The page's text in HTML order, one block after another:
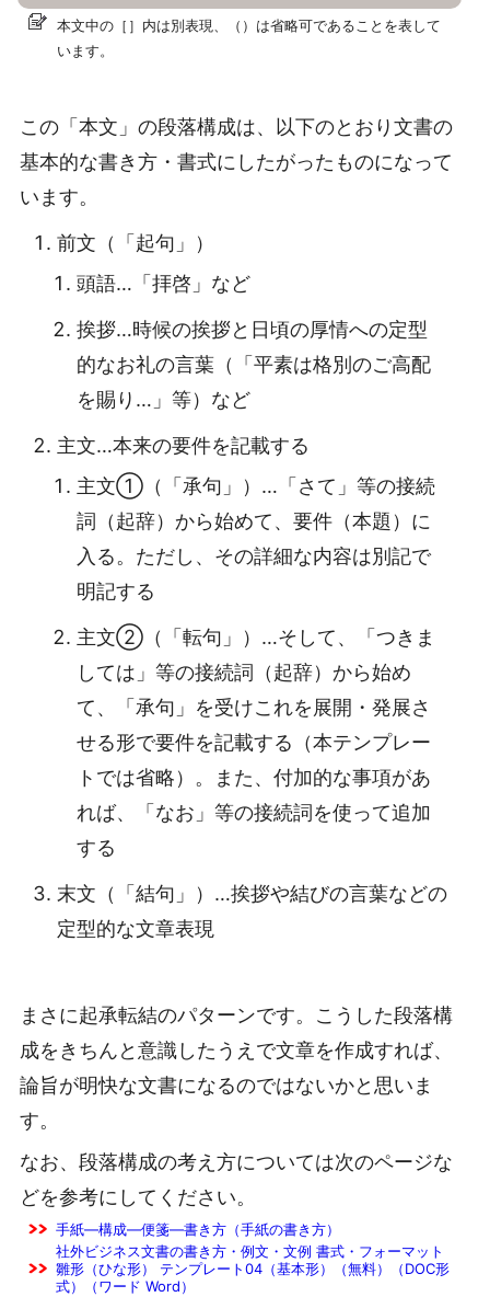
本文中の［］内は別表現、（）は省略可であることを表して
います。
この「本文」の段落構成は、以下のとおり文書の
基本的な書き方・書式にしたがったものになって
います。
前文（「起句」）
頭語…「拝啓」など
挨拶…時候の挨拶と日頃の厚情への定型
的なお礼の言葉（「平素は格別のご高配
を賜り…」等）など
主文…本来の要件を記載する
主文①（「承句」）…「さて」等の接続
詞（起辞）から始めて、要件（本題）に
入る。ただし、その詳細な内容は別記で
明記する
主文②（「転句」）…そして、「つきま
しては」等の接続詞（起辞）から始め
て、「承句」を受けこれを展開・発展さ
せる形で要件を記載する（本テンプレー
トでは省略）。また、付加的な事項があ
れば、「なお」等の接続詞を使って追加
する
末文（「結句」）…挨拶や結びの言葉などの
定型的な文章表現
まさに起承転結のパターンです。こうした段落構
成をきちんと意識したうえで文章を作成すれば、
論旨が明快な文書になるのではないかと思いま
す。
なお、段落構成の考え方については次のページな
どを参考にしてください。
手紙―構成―便箋―書き方（手紙の書き方）
社外ビジネス文書の書き方・例文・文例 書式・フォーマット
雛形（ひな形） テンプレート04（基本形）（無料）（DOC形
式）（ワード Word）